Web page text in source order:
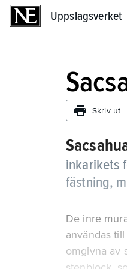
Uppslagsverket
Skriv ut
inkarikets
fästning,
De inre
användas
omgivna av